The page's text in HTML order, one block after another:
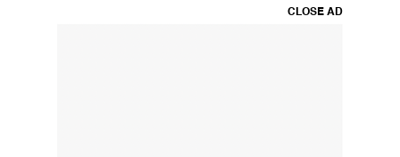
CLOSE AD